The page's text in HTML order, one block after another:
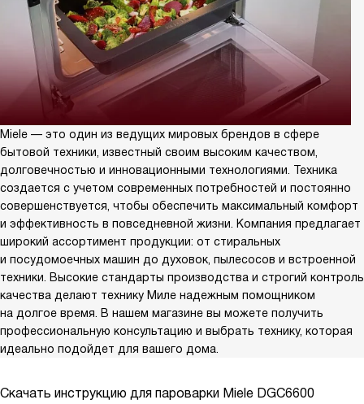
Miele — это один из ведущих мировых брендов в сфере
бытовой техники, известный своим высоким качеством,
долговечностью и инновационными технологиями. Техника
создается с учетом современных потребностей и постоянно
совершенствуется, чтобы обеспечить максимальный комфорт
и эффективность в повседневной жизни. Компания предлагает
широкий ассортимент продукции: от стиральных
и посудомоечных машин до духовок, пылесосов и встроенной
техники. Высокие стандарты производства и строгий контроль
качества делают технику Миле надежным помощником
на долгое время. В нашем магазине вы можете получить
профессиональную консультацию и выбрать технику, которая
идеально подойдет для вашего дома.
Скачать инструкцию для пароварки Miele DGC6600